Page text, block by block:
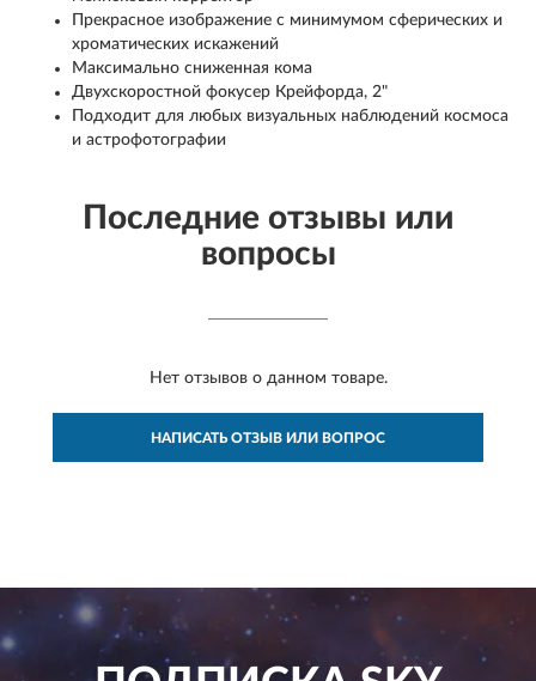
Прекрасное изображение с минимумом сферических и
хроматических искажений
Максимально сниженная кома
Двухскоростной фокусер Крейфорда, 2"
Подходит для любых визуальных наблюдений космоса
и астрофотографии
Последние отзывы или
вопросы
Нет отзывов о данном товаре.
НАПИСАТЬ ОТЗЫВ ИЛИ ВОПРОС